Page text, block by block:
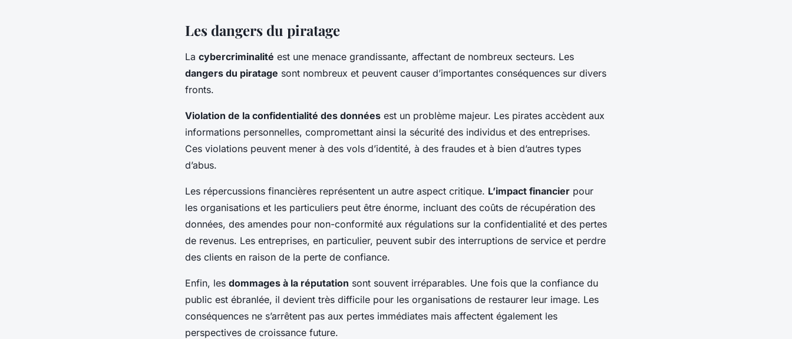
Les dangers du piratage
La cybercriminalité est une menace grandissante, affectant de nombreux secteurs. Les
dangers du piratage sont nombreux et peuvent causer d’importantes conséquences sur divers
fronts.
Violation de la confidentialité des données est un problème majeur. Les pirates accèdent aux
informations personnelles, compromettant ainsi la sécurité des individus et des entreprises.
Ces violations peuvent mener à des vols d’identité, à des fraudes et à bien d’autres types
d’abus.
Les répercussions financières représentent un autre aspect critique. L’impact financier pour
les organisations et les particuliers peut être énorme, incluant des coûts de récupération des
données, des amendes pour non-conformité aux régulations sur la confidentialité et des pertes
de revenus. Les entreprises, en particulier, peuvent subir des interruptions de service et perdre
des clients en raison de la perte de confiance.
Enfin, les dommages à la réputation sont souvent irréparables. Une fois que la confiance du
public est ébranlée, il devient très difficile pour les organisations de restaurer leur image. Les
conséquences ne s’arrêtent pas aux pertes immédiates mais affectent également les
perspectives de croissance future.